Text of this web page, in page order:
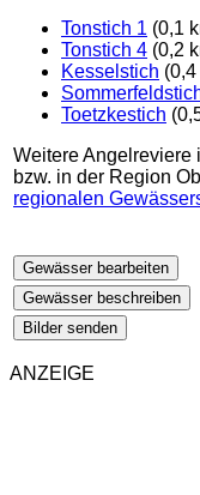
Tonstich 1 (0,1
Tonstich 4 (0,2
Kesselstich
Toetzkestich
Weitere Angelreviere
bzw. in der Region
regionalen
Gewässer bearbeiten
Gewässer beschreiben
Bilder senden
ANZEIGE